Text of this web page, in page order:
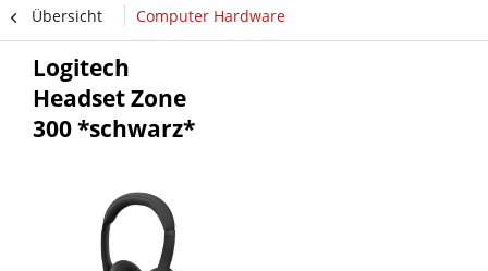
Übersicht Computer Hardware
Logitech
Headset Zone
300 *schwarz*